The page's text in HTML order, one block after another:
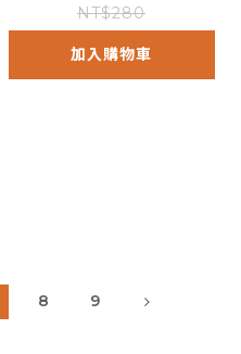
NT$280
加入購物車
8 9